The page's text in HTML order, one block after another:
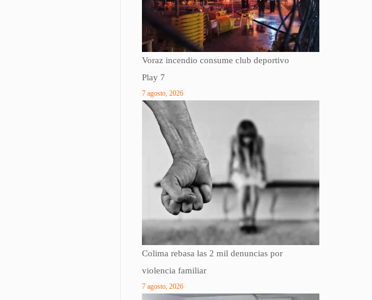
Voraz incendio consume club deportivo
Play 7
7 agosto, 2026
Colima rebasa las 2 mil denuncias por
violencia familiar
7 agosto, 2026